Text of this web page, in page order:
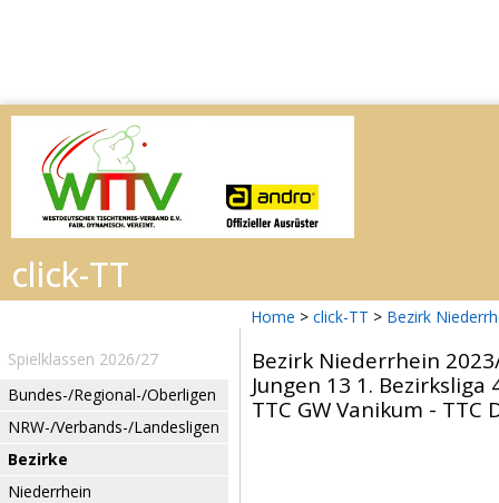
Home > click-TT > Bezirk
Spielklassen 2026/27
Bundes-/Regional-/Oberligen
NRW-/Verbands-/Landesligen
Bezirke
Niederrhein
Bezirk Niederrhein
Jungen 13 1. Bezirksliga
TTC GW Vanikum - TTC